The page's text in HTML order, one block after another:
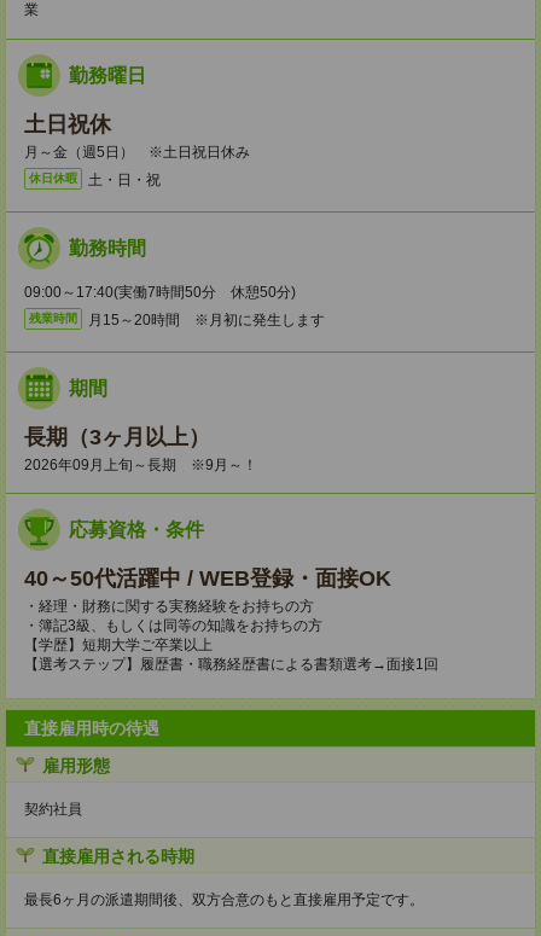
業
勤務曜日
土日祝休
月～金（週5日） ※土日祝日休み
休日休暇 土・日・祝
勤務時間
09:00～17:40(実働7時間50分 休憩50分)
残業時間 月15～20時間 ※月初に発生します
期間
長期（3ヶ月以上）
2026年09月上旬～長期 ※9月～！
応募資格・条件
40～50代活躍中 / WEB登録・面接OK
・経理・財務に関する実務経験をお持ちの方
・簿記3級、もしくは同等の知識をお持ちの方
【学歴】短期大学ご卒業以上
【選考ステップ】履歴書・職務経歴書による書類選考→面接1回
直接雇用時の待遇
雇用形態
契約社員
直接雇用される時期
最長6ヶ月の派遣期間後、双方合意のもと直接雇用予定です。